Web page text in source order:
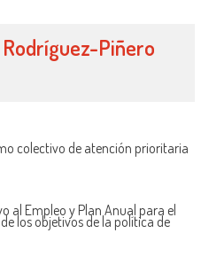
Piñero
colectivo de atención prioritaria
al Empleo y Plan Anual para el
los objetivos de la política de